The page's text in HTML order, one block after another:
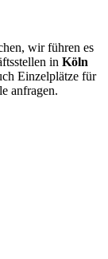
wir führen es
in Köln
Einzelplätze für
anfragen.